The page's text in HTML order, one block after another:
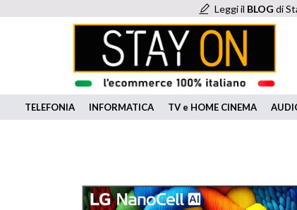
Leggi il BLOG di
TELEFONIA INFORMATICA TV e HOME CINEMA